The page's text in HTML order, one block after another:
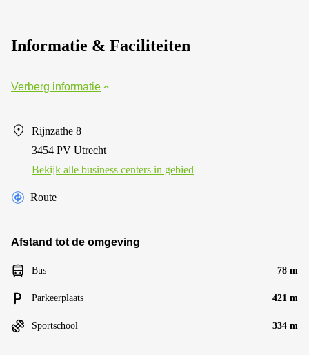
Informatie & Faciliteiten
Verberg informatie
Rijnzathe 8
3454 PV Utrecht
Bekijk alle business centers in gebied
Route
Afstand tot de omgeving
Bus 78 m
Parkeerplaats 421 m
Sportschool 334 m